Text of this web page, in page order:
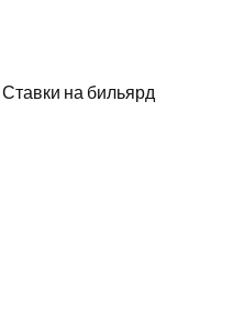
Ставки на бильярд